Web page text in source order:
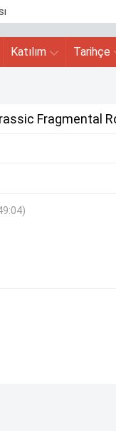
Katılım Tarihçe
Fragmental